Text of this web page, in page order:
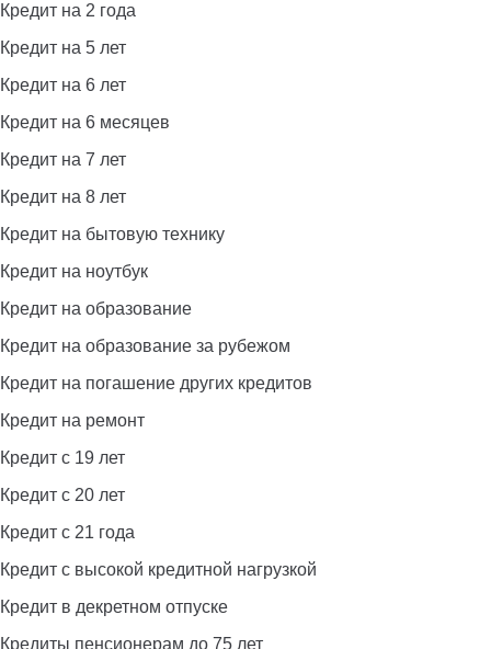
Кредит на 2 года
Кредит на 5 лет
Кредит на 6 лет
Кредит на 6 месяцев
Кредит на 7 лет
Кредит на 8 лет
Кредит на бытовую технику
Кредит на ноутбук
Кредит на образование
Кредит на образование за рубежом
Кредит на погашение других кредитов
Кредит на ремонт
Кредит с 19 лет
Кредит с 20 лет
Кредит с 21 года
Кредит с высокой кредитной нагрузкой
Кредит в декретном отпуске
Кредиты пенсионерам до 75 лет